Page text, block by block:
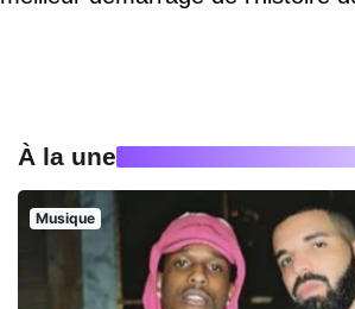
À la une
Musique